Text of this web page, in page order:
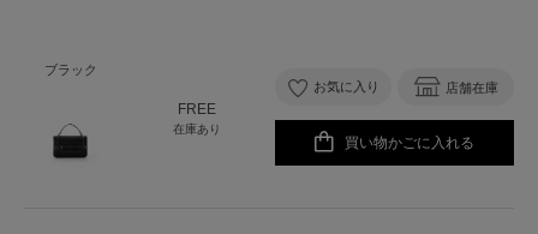
ブラック
FREE
在庫あり
お気に入り 店舗在庫
買い物かごに入れる